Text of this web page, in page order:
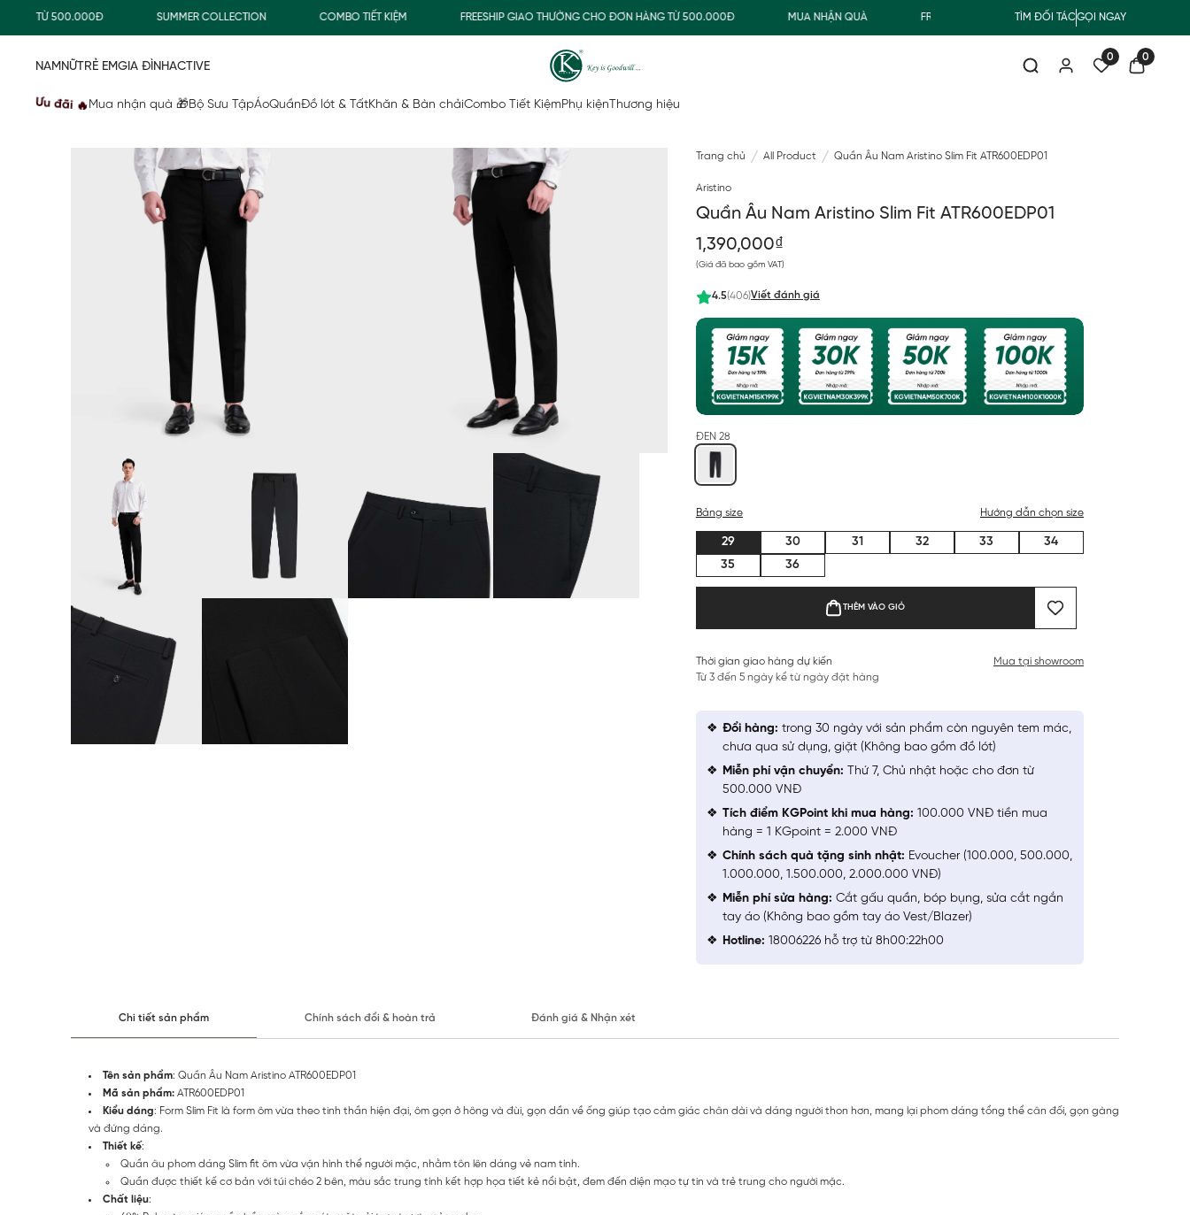
TỪ 500.000Đ SUMMER COLLECTION COMBO TIẾT KIỆM FREESHIP GIAO THƯỜNG CHO ĐƠN HÀNG TỪ 500.000Đ MUA NHẬN QUÀ FREESHIP GIAO THƯỜNG CHO ĐƠN HÀNG TỪ 500.000Đ
TÌM ĐỐI TÁCGỌI NGAY
0 0
NAMNỮTRẺ EMGIA ĐÌNHACTIVE
Ưu đãi 🔥 Mua nhận quà 🎁Bộ Sưu TậpÁoQuầnĐồ lót & TấtKhăn & Bàn chảiCombo Tiết KiệmPhụ kiện Thương hiệu
Trang chủ All Product Quần Âu Nam Aristino Slim Fit ATR600EDP01
Aristino
Quần Âu Nam Aristino Slim Fit ATR600EDP01
1,390,000₫
(Giá đã bao gồm VAT)
4.5(406)Viết đánh giá
ĐEN 28
Bảng size Hướng dẫn chọn size
29 30 31 32 33
34
35
36
THÊM VÀO GIỎ
Thời gian giao hàng dự kiến
Từ 3 đến 5 ngày kể từ ngày đặt hàng
Mua tại showroom
Đổi hàng: trong 30 ngày với sản phẩm còn nguyên tem mác,
chưa qua sử dụng, giặt (Không bao gồm đồ lót)
Miễn phí vận chuyển: Thứ 7, Chủ nhật hoặc cho đơn từ
500.000 VNĐ
Tích điểm KGPoint khi mua hàng: 100.000 VNĐ tiền mua
hàng = 1 KGpoint = 2.000 VNĐ
Chính sách quà tặng sinh nhật: Evoucher (100.000, 500.000,
1.000.000, 1.500.000, 2.000.000 VNĐ)
Miễn phí sửa hàng: Cắt gấu quần, bóp bụng, sửa cắt ngắn
tay áo (Không bao gồm tay áo Vest/Blazer)
Hotline: 18006226 hỗ trợ từ 8h00:22h00
Chi tiết sản phẩm Chính sách đổi & hoàn trả Đánh giá & Nhận xét
Tên sản phẩm: Quần Âu Nam Aristino ATR600EDP01
Mã sản phẩm: ATR600EDP01
Kiểu dáng: Form Slim Fit là form ôm vừa theo tinh thần hiện đại, ôm gọn ở hông và đùi, gọn dần về ống giúp tạo cảm giác chân dài và dáng người thon hơn, mang lại phom dáng tổng thể cân đối, gọn gàng
và đứng dáng.
Thiết kế:
Quần âu phom dáng Slim fit ôm vừa vặn hình thể người mặc, nhằm tôn lên dáng vẻ nam tính.
Quần được thiết kế cơ bản với túi chéo 2 bên, màu sắc trung tính kết hợp họa tiết kẻ nổi bật, đem đến diện mạo tự tin và trẻ trung cho người mặc.
Chất liệu: